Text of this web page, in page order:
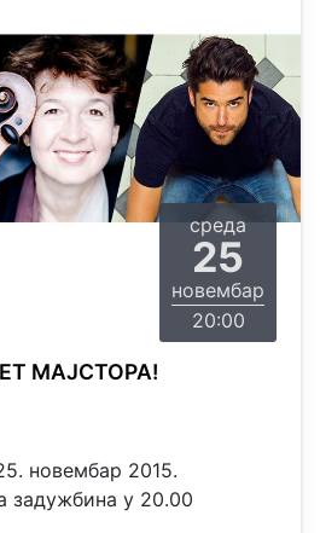
среда
25
новембар
20:00
МАЈСТОРА!
новембар 2015.
задужбина у 20.00